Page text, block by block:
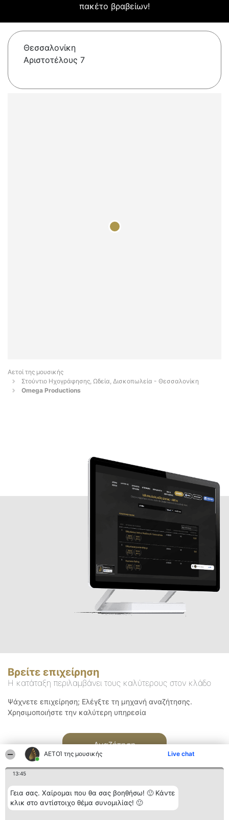
ΑΕΤΟΊ της μουσικής Live chat
13:45
Γεια σας. Χαίρομαι που θα σας βοηθήσω! 🙂 Κάντε
κλικ στο αντίστοιχο θέμα συνομιλίας! 🙂
πακέτο βραβείων!
Θεσσαλονίκη
Αριστοτέλους 7
Αετοί της μουσικής
Στούντιο Ηχογράφησης, Ωδεία, Δισκοπωλεία - Θεσσαλονίκη
Omega Productions
Βρείτε επιχείρηση
Η κατάταξη περιλαμβάνει τους καλύτερους στον κλάδο
Ψάχνετε επιχείρηση; Ελέγξτε τη μηχανή αναζήτησης.
Χρησιμοποιήστε την καλύτερη υπηρεσία
Αναζήτηση